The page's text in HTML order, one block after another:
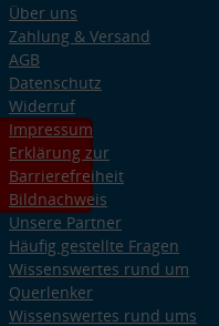
Über uns
Zahlung & Versand
AGB
Datenschutz
Widerruf
Impressum
Erklärung zur
Barrierefreiheit
Bildnachweis
Unsere Partner
Häufig gestellte Fragen
Wissenswertes rund um
Querlenker
Wissenswertes rund ums